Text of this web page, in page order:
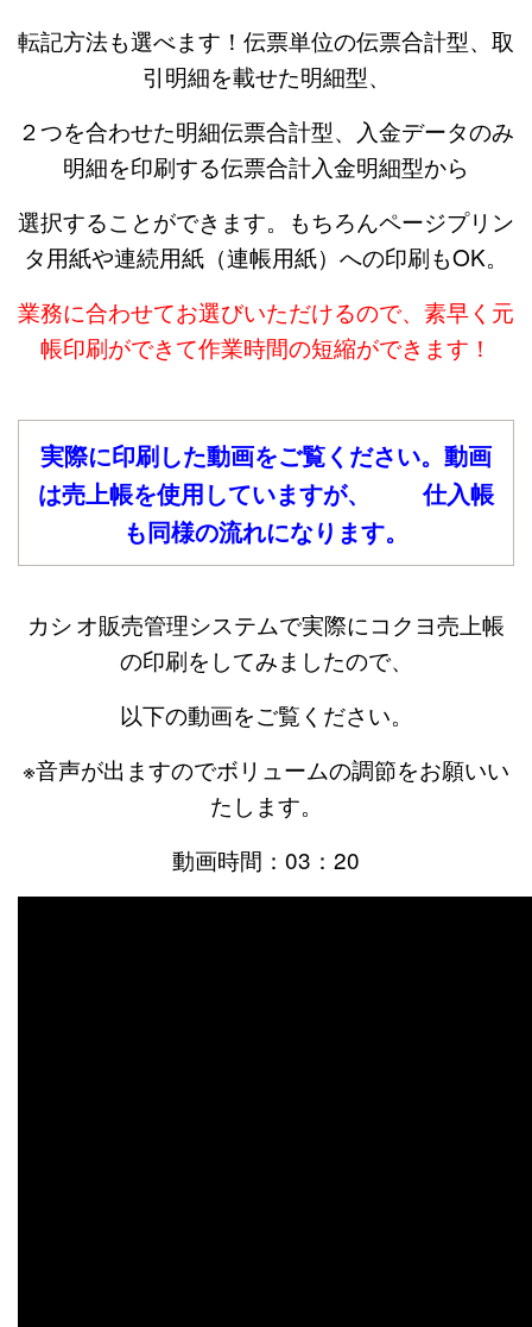
転記方法も選べます！伝票単位の伝票合計型、取
引明細を載せた明細型、
２つを合わせた明細伝票合計型、入金データのみ
明細を印刷する伝票合計入金明細型から
選択することができます。もちろんページプリン
タ用紙や連続用紙（連帳用紙）への印刷もOK。
業務に合わせてお選びいただけるので、素早く元
帳印刷ができて作業時間の短縮ができます！
実際に印刷した動画をご覧ください。動画
は売上帳を使用していますが、
仕入帳
も同様の流れになります。
カシオ販売管理システムで実際にコクヨ売上帳
の印刷をしてみましたので、
以下の動画をご覧ください。
※音声が出ますのでボリュームの調節をお願いい
たします。
動画時間：03：20